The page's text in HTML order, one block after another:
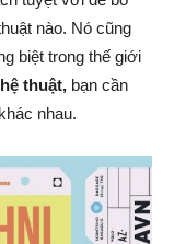
nào. Nó cũng
biệt trong thế giới
thuật, bạn cần
nhau.